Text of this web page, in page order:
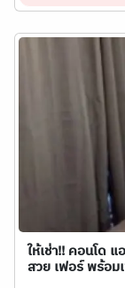
ให้เช่า!! คอนโด
สวย เฟอร์ พร้อม